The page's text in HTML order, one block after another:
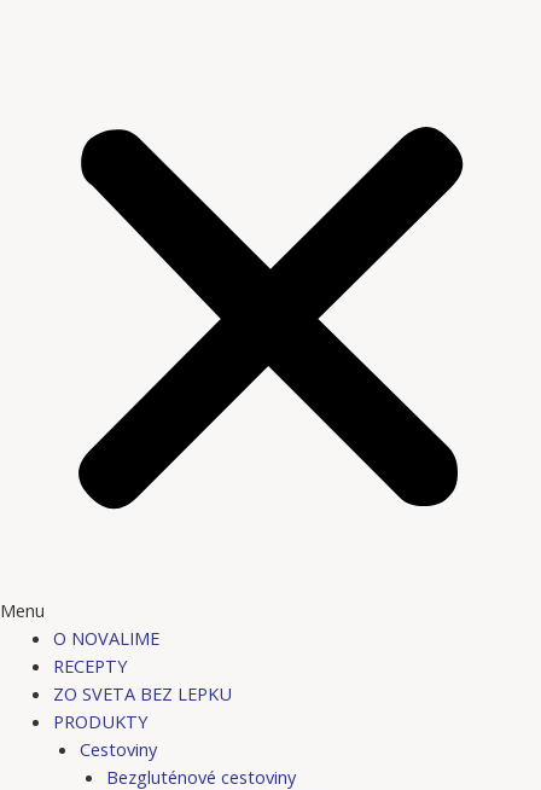
Menu
O NOVALIME
RECEPTY
ZO SVETA BEZ LEPKU
PRODUKTY
Cestoviny
Bezgluténové cestoviny